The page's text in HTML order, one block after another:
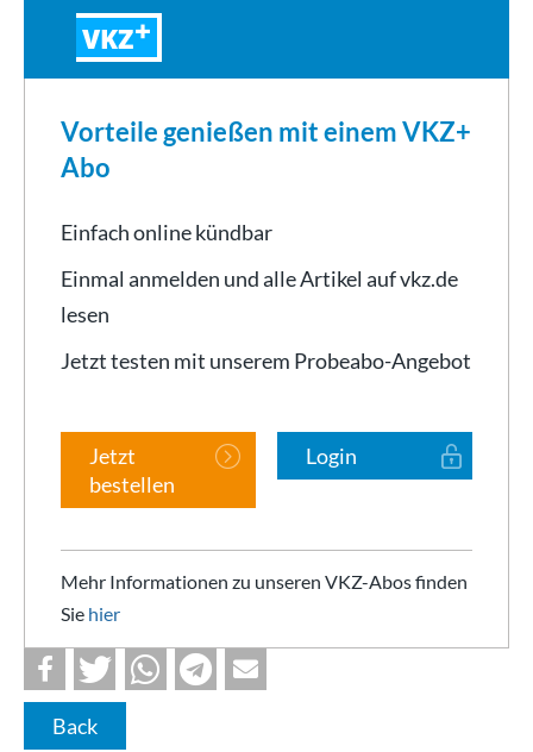
VKZ
Vorteile genießen mit einem VKZ+
Abo
Einfach online kündbar
Einmal anmelden und alle Artikel auf vkz.de
lesen
Jetzt testen mit unserem Probeabo-Angebot
Jetzt
bestellen
Login
Mehr Informationen zu unseren VKZ-Abos finden
Sie hier
Back